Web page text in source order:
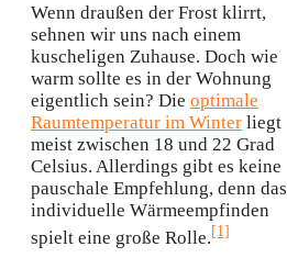
Wenn draußen der Frost klirrt,
sehnen wir uns nach einem
kuscheligen Zuhause. Doch wie
warm sollte es in der Wohnung
eigentlich sein? Die optimale
Raumtemperatur im Winter liegt
meist zwischen 18 und 22 Grad
Celsius. Allerdings gibt es keine
pauschale Empfehlung, denn das
individuelle Wärmeempfinden
spielt eine große Rolle.[1]